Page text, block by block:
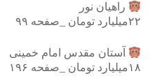
راهیان نور
۲۲میلیارد تومان _صفحه ۹۹
آستان مقدس امام خمینی
۱۸میلیارد تومان _صفحه ۱۹۶